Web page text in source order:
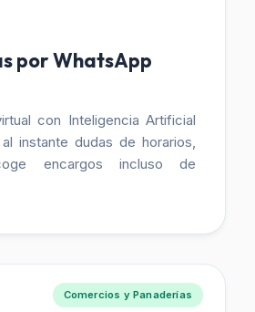
por WhatsApp
con Inteligencia Artificial
instante dudas de horarios,
encargos incluso de
Comercios y Panaderías